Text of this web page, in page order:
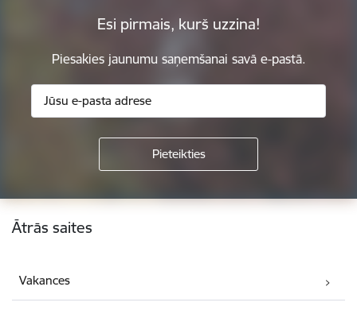
Esi pirmais, kurš uzzina!
Piesakies jaunumu saņemšanai savā e-pastā.
Kājene
Ātrās saites
Vakances